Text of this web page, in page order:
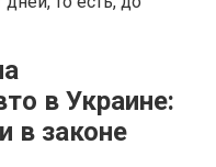
в Украине:
в законе